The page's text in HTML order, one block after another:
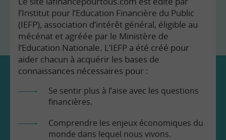
l’Institut pour l’Education Financière du Public
(IEFP), association d’intérêt général, éligible au
mécénat et agréée par le Ministère de
l’Education Nationale. L’IEFP a été créé pour
aider chacun à acquérir les bases de
connaissances nécessaires pour :
Se sentir plus à l’aise avec les questions
financières.
Comprendre les enjeux économiques du
monde dans lequel nous vivons.